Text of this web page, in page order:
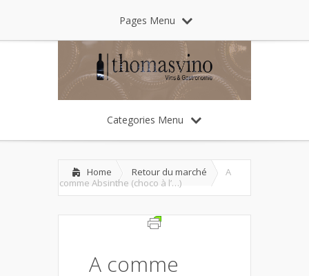
Pages Menu
Categories Menu
Home Retour du marché
A
comme Absinthe (choco à l’…)
A comme